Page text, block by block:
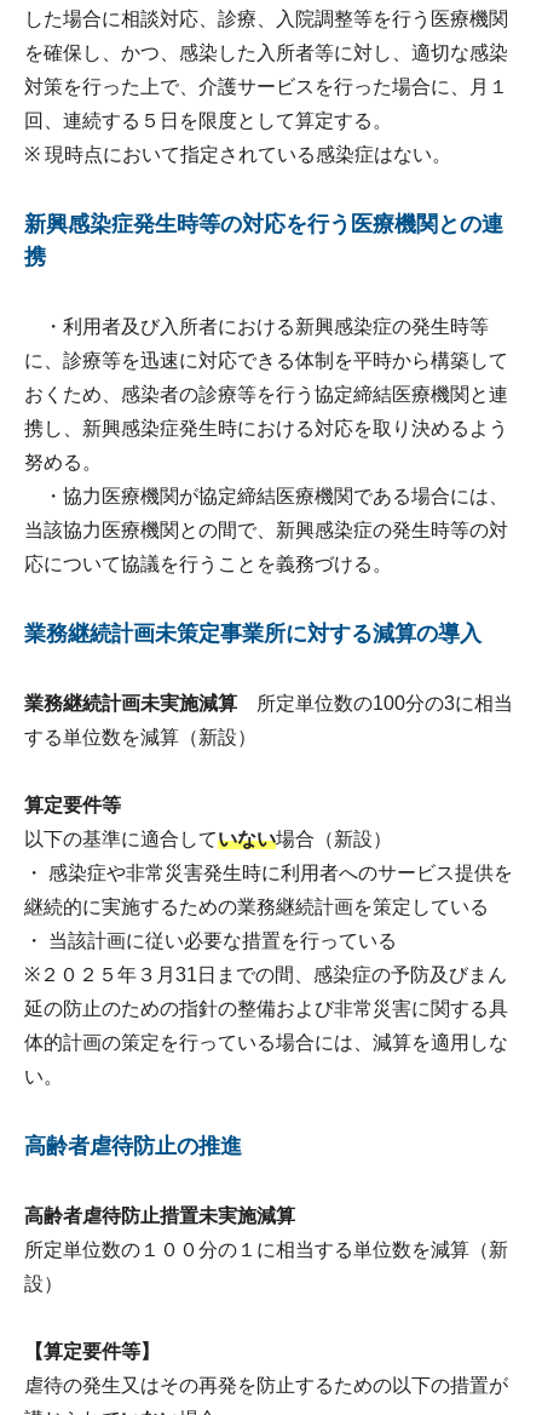
した場合に相談対応、診療、入院調整等を行う医療機関
を確保し、かつ、感染した入所者等に対し、適切な感染
対策を行った上で、介護サービスを行った場合に、月１
回、連続する５日を限度として算定する。
※ 現時点において指定されている感染症はない。
新興感染症発生時等の対応を行う医療機関との連
携
・利用者及び入所者における新興感染症の発生時等
に、診療等を迅速に対応できる体制を平時から構築して
おくため、感染者の診療等を行う協定締結医療機関と連
携し、新興感染症発生時における対応を取り決めるよう
努める。
・協力医療機関が協定締結医療機関である場合には、
当該協力医療機関との間で、新興感染症の発生時等の対
応について協議を行うことを義務づける。
業務継続計画未策定事業所に対する減算の導入
業務継続計画未実施減算
所定単位数の100分の3に相当
する単位数を減算（新設）
算定要件等
以下の基準に適合していない場合（新設）
・ 感染症や非常災害発生時に利用者へのサービス提供を
継続的に実施するための業務継続計画を策定している
・ 当該計画に従い必要な措置を行っている
※２０２５年３月31日までの間、感染症の予防及びまん
延の防止のための指針の整備および非常災害に関する具
体的計画の策定を行っている場合には、減算を適用しな
い。
高齢者虐待防止の推進
高齢者虐待防止措置未実施減算
所定単位数の１００分の１に相当する単位数を減算（新
設）
【算定要件等】
虐待の発生又はその再発を防止するための以下の措置が